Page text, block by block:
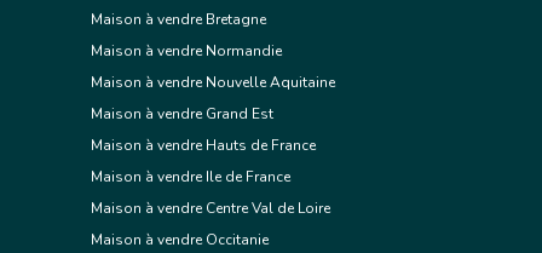
Maison à vendre Bretagne
Maison à vendre Normandie
Maison à vendre Nouvelle Aquitaine
Maison à vendre Grand Est
Maison à vendre Hauts de France
Maison à vendre Ile de France
Maison à vendre Centre Val de Loire
Maison à vendre Occitanie